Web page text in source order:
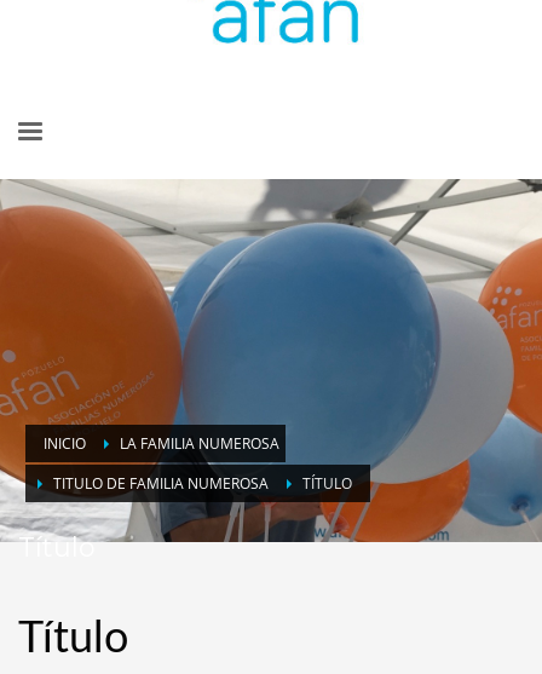
INICIO
LA FAMILIA NUMEROSA
TITULO DE FAMILIA NUMEROSA
TÍTULO
Título
Título